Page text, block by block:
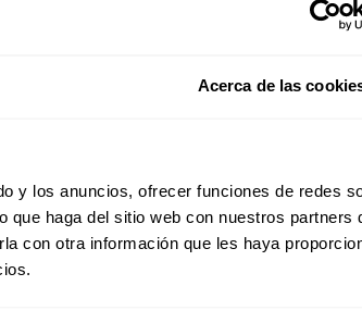
Acerca de las
y los anuncios, ofrecer funciones de redes
haga del sitio web con nuestros partners
con otra información que les haya